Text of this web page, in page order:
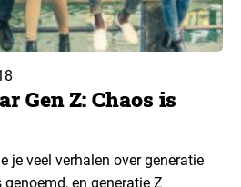
Gen Z: Chaos is
je veel verhalen over generatie
en generatie Z